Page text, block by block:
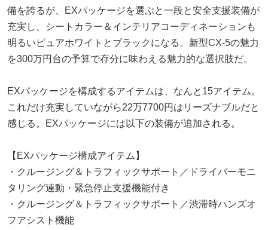
備を誇るが、EXパッケージを選ぶと一段と安全支援装備が
充実し、シートカラー＆インテリアコーディネーションも
明るいピュアホワイトとブラックになる。新型CX-5の魅力
を300万円台の予算で存分に味わえる魅力的な選択肢だ。
EXパッケージを構成するアイテムは、なんと15アイテム。
これだけ充実していながら22万7700円はリーズナブルだと
感じる。EXパッケージには以下の装備が追加される。
【EXパッケージ構成アイテム】
・クルージング＆トラフィックサポート／ドライバーモニ
タリング連動・緊急停止支援機能付き
・クルージング＆トラフィックサポート／渋滞時ハンズオ
フアシスト機能